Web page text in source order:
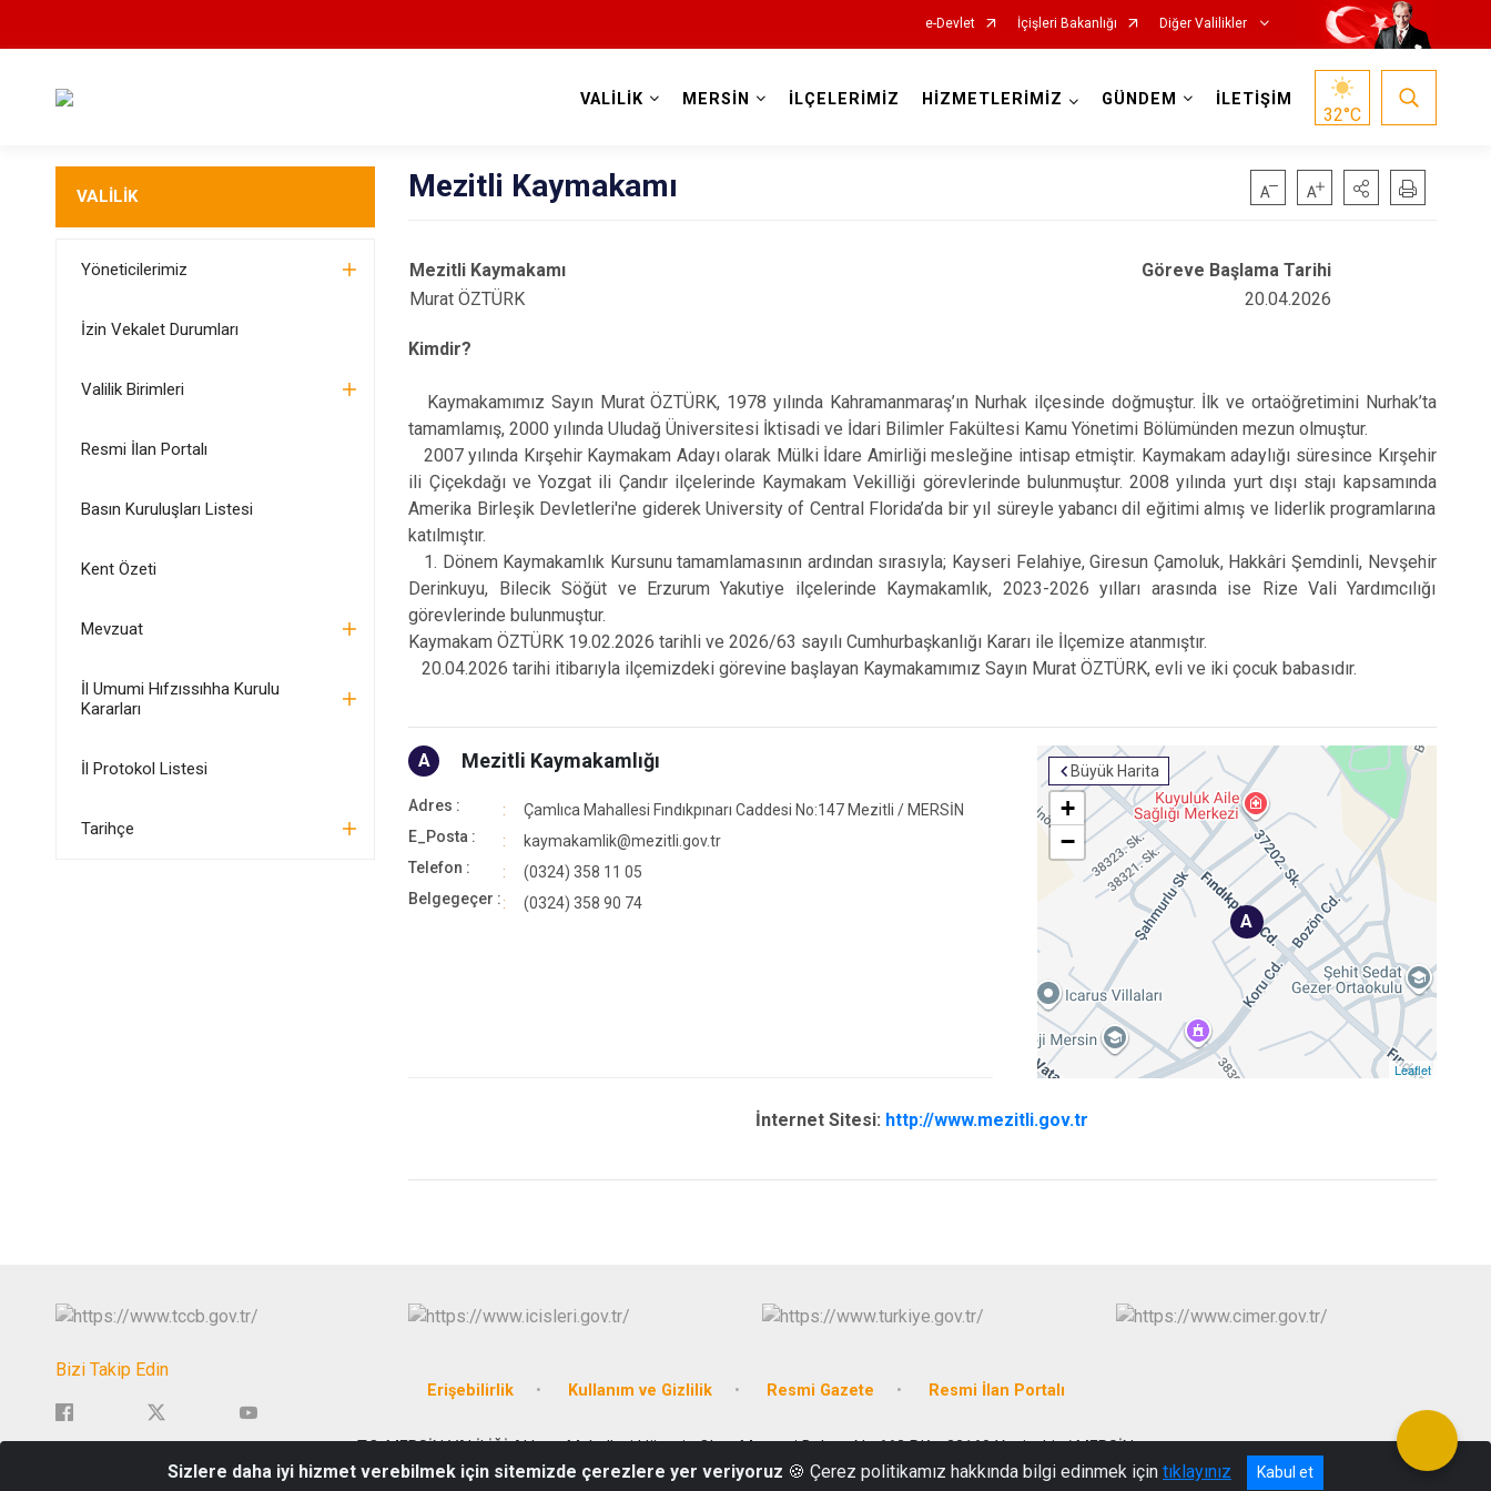
e-Devlet İçişleri Bakanlığı Diğer Valilikler
VALİLİK MERSİN İLÇELERİMİZ HİZMETLERİMİZ GÜNDEM İLETİŞİM
32°C
VALİLİK
Yöneticilerimiz
İzin Vekalet Durumları
Valilik Birimleri
Resmi İlan Portalı
Basın Kuruluşları Listesi
Kent Özeti
Mevzuat
İl Umumi Hıfzıssıhha Kurulu
Kararları
İl Protokol Listesi
Tarihçe
Mezitli Kaymakamı
Mezitli Kaymakamı
Göreve Başlama Tarihi
Murat ÖZTÜRK
20.04.2026
Kimdir?
Kaymakamımız Sayın Murat ÖZTÜRK, 1978 yılında Kahramanmaraş’ın Nurhak ilçesinde doğmuştur. İlk ve ortaöğretimini Nurhak’ta
tamamlamış, 2000 yılında Uludağ Üniversitesi İktisadi ve İdari Bilimler Fakültesi Kamu Yönetimi Bölümünden mezun olmuştur.
2007 yılında Kırşehir Kaymakam Adayı olarak Mülki İdare Amirliği mesleğine intisap etmiştir. Kaymakam adaylığı süresince Kırşehir
ili Çiçekdağı ve Yozgat ili Çandır ilçelerinde Kaymakam Vekilliği görevlerinde bulunmuştur. 2008 yılında yurt dışı stajı kapsamında
Amerika Birleşik Devletleri'ne giderek University of Central Florida’da bir yıl süreyle yabancı dil eğitimi almış ve liderlik programlarına
katılmıştır.
1. Dönem Kaymakamlık Kursunu tamamlamasının ardından sırasıyla; Kayseri Felahiye, Giresun Çamoluk, Hakkâri Şemdinli, Nevşehir
Derinkuyu, Bilecik Söğüt ve Erzurum Yakutiye ilçelerinde Kaymakamlık, 2023-2026 yılları arasında ise Rize Vali Yardımcılığı
görevlerinde bulunmuştur.
Kaymakam ÖZTÜRK 19.02.2026 tarihli ve 2026/63 sayılı Cumhurbaşkanlığı Kararı ile İlçemize atanmıştır.
20.04.2026 tarihi itibarıyla ilçemizdeki görevine başlayan Kaymakamımız Sayın Murat ÖZTÜRK, evli ve iki çocuk babasıdır.
Büyük Harita
A
+
−
Leaflet
A Mezitli Kaymakamlığı
Adres :
Çamlıca Mahallesi Fındıkpınarı Caddesi No:147 Mezitli / MERSİN
E_Posta :
kaymakamlik@mezitli.gov.tr
Telefon :
(0324) 358 11 05
Belgegeçer :
(0324) 358 90 74
İnternet Sitesi: http://www.mezitli.gov.tr
Bizi Takip Edin
Erişebilirlik Kullanım ve Gizlilik Resmi Gazete Resmi İlan Portalı
T.C. MERSİN VALİLİĞİ Akkent Mahallesi Hüseyin Okan Merzeci Bulvarı No:662 P.K. : 33160 Yenişehir / MERSİN
0324 341 1023
Sizlere daha iyi hizmet verebilmek için sitemizde çerezlere yer veriyoruz 🍪 Çerez politikamız hakkında bilgi edinmek için tıklayınız Kabul et